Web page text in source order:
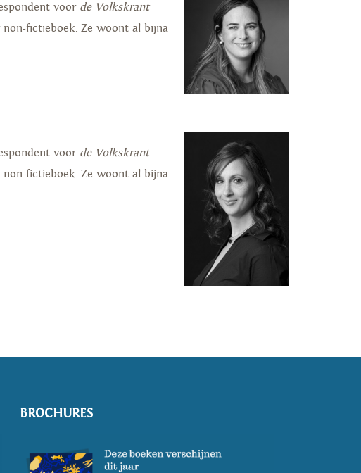
voor de Volkskrant
fictieboek. Ze woont al bijna
voor de Volkskrant
fictieboek. Ze woont al bijna
BROCHURES